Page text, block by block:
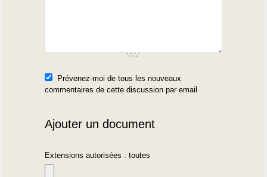
Prévenez-moi de tous les nouveaux
commentaires de cette discussion par email
Ajouter un document
Extensions autorisées : toutes